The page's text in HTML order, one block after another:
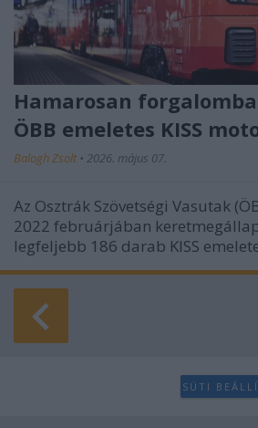
Hamarosan
ÖBB emeletes KISS
Balogh Zsolt • 2026. május 07.
Az Osztrák Szövetségi Vasutak
2022 februárjában
legfeljebb 186 darab KISS
SÜTI